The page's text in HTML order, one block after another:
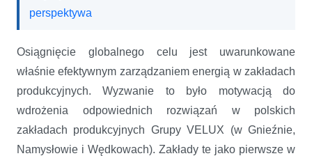
perspektywa
Osiągnięcie globalnego celu jest uwarunkowane
właśnie efektywnym zarządzaniem energią w zakładach
produkcyjnych. Wyzwanie to było motywacją do
wdrożenia odpowiednich rozwiązań w polskich
zakładach produkcyjnych Grupy VELUX (w Gnieźnie,
Namysłowie i Wędkowach). Zakłady te jako pierwsze w